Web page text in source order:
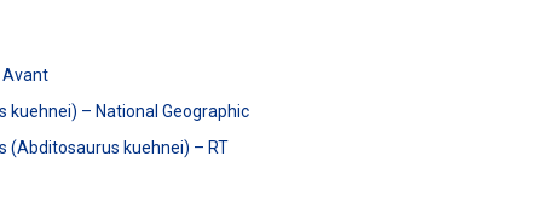
Avant
kuehnei) – National Geographic
(Abditosaurus kuehnei) – RT